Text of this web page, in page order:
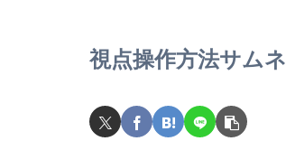
視点操作方法サムネ